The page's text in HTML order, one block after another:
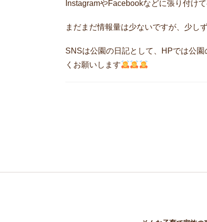
InstagramやFacebookなどに張り付け
まだまだ情報量は少ないですが、少し
SNSは公園の日記として、HPでは公
くお願いします